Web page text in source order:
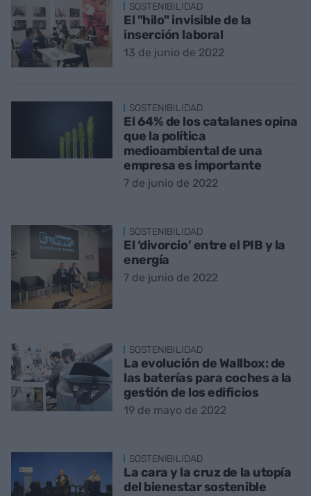
SOSTENIBILIDAD
El "hilo" invisible de la
inserción laboral
13 de junio de 2022
SOSTENIBILIDAD
El 64% de los catalanes opina
que la política
medioambiental de una
empresa es importante
7 de junio de 2022
SOSTENIBILIDAD
El ‘divorcio’ entre el PIB y la
energía
7 de junio de 2022
SOSTENIBILIDAD
La evolución de Wallbox: de
las baterías para coches a la
gestión de los edificios
19 de mayo de 2022
SOSTENIBILIDAD
La cara y la cruz de la utopía
del bienestar sostenible